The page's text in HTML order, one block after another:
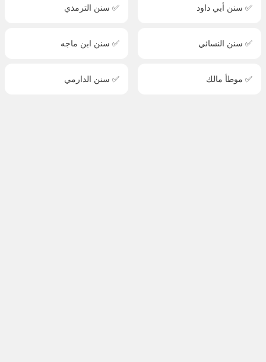
✅ سنن أبي داود ✅ سنن الترمذي
✅ سنن النسائي ✅ سنن ابن ماجه
✅ موطأ مالك ✅ سنن الدارمي